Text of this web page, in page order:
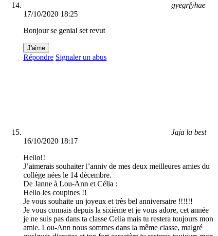
gyegrfyhae
17/10/2020 18:25
Bonjour se genial set revut
J'aime
Répondre Signaler un abus
Jaja la best
16/10/2020 18:17
Hello!!
J’aimerais souhaiter l’anniv de mes deux meilleures amies du
collège nées le 14 décembre.
De Janne à Lou-Ann et Célia :
Hello les coupines !!
Je vous souhaite un joyeux et très bel anniversaire !!!!!!
Je vous connais depuis la sixième et je vous adore, cet année
je ne suis pas dans ta classe Celia mais tu restera toujours mon
amie. Lou-Ann nous sommes dans la même classe, malgré